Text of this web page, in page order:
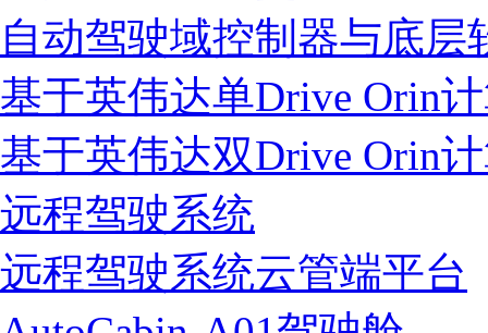
自动驾驶域控制器与底层
基于英伟达单Drive Orin
基于英伟达双Drive Orin
远程驾驶系统
远程驾驶系统云管端平台